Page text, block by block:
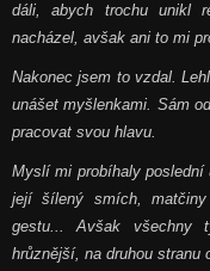
dáli, abych trochu unikl
nacházel, avšak ani to mi
Nakonec jsem to vzdal.
unášet myšlenkami. Sám
pracovat svou hlavu.
Myslí mi probíhaly poslední
její šílený smích,
gestu... Avšak všechny
hrůznější, na druhou stranu